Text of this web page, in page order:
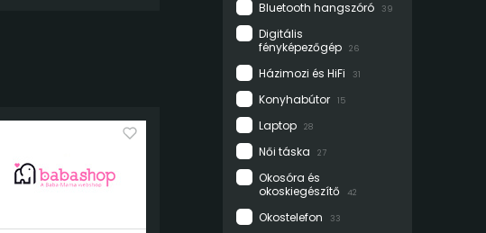
Bluetooth hangszóró 39
Digitális
fényképezőgép
26
Házimozi és HiFi 31
Konyhabútor 15
Laptop 28
Női táska 27
Okosóra és
okoskiegészítő
42
Okostelefon 33